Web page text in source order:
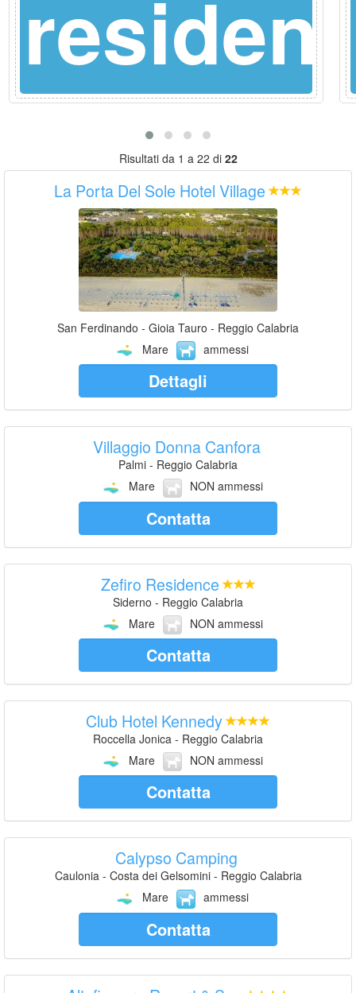
Risultati da 1 a 22 di 22
La Porta Del Sole Hotel Village
San Ferdinando - Gioia Tauro - Reggio Calabria
Mare
ammessi
Dettagli
Villaggio Donna Canfora
Palmi - Reggio Calabria
Mare
NON ammessi
Contatta
Zefiro Residence
Siderno - Reggio Calabria
Mare
NON ammessi
Contatta
Club Hotel Kennedy
Roccella Jonica - Reggio Calabria
Mare
NON ammessi
Contatta
Calypso Camping
Caulonia - Costa dei Gelsomini - Reggio Calabria
Mare
ammessi
Contatta